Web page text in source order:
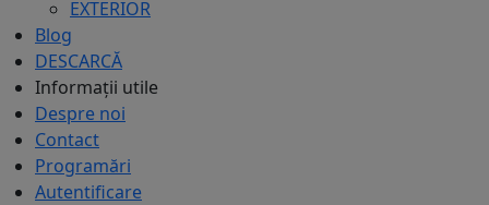
EXTERIOR
Blog
DESCARCĂ
Informații utile
Despre noi
Contact
Programări
Autentificare